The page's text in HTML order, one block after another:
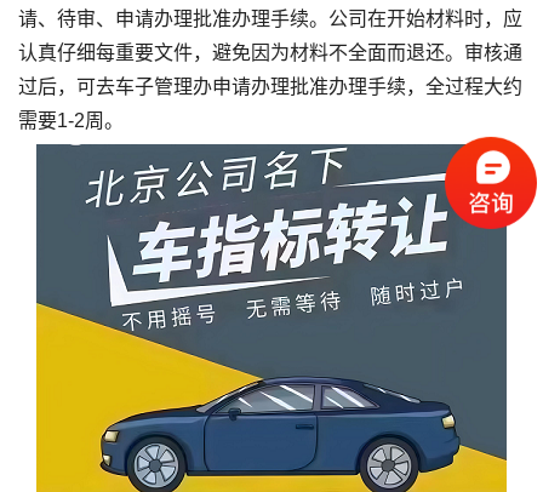
请、待审、申请办理批准办理手续。公司在开始材料时，应
认真仔细每重要文件，避免因为材料不全面而退还。审核通
过后，可去车子管理办申请办理批准办理手续，全过程大约
需要1-2周。